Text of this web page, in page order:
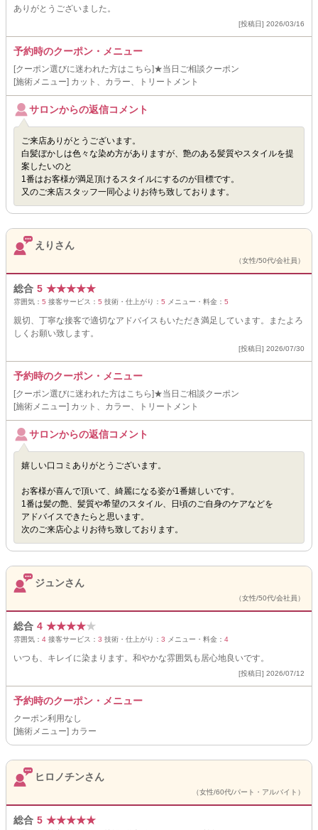
ありがとうございました。
[投稿日] 2026/03/16
予約時のクーポン・メニュー
[クーポン選びに迷われた方はこちら]★当日ご相談クーポン
[施術メニュー] カット、カラー、トリートメント
サロンからの返信コメント
ご来店ありがとうございます。
白髪ぼかしは色々な染め方がありますが、艶のある髪質やスタイルを提
案したいのと
1番はお客様が満足頂けるスタイルにするのが目標です。
又のご来店スタッフ一同心よりお待ち致しております。
えりさん
（女性/50代/会社員）
総合 5 ★★★★★
雰囲気： 5 接客サービス： 5 技術・仕上がり： 5 メニュー・料金： 5
親切、丁寧な接客で適切なアドバイスもいただき満足しています。またよろ
しくお願い致します。
[投稿日] 2026/07/30
予約時のクーポン・メニュー
[クーポン選びに迷われた方はこちら]★当日ご相談クーポン
[施術メニュー] カット、カラー、トリートメント
サロンからの返信コメント
嬉しい口コミありがとうございます。
お客様が喜んで頂いて、綺麗になる姿が1番嬉しいです。
1番は髪の艶、髪質や希望のスタイル、日頃のご自身のケアなどを
アドバイスできたらと思います。
次のご来店心よりお待ち致しております。
ジュンさん
（女性/50代/会社員）
総合 4 ★★★★★
雰囲気： 4 接客サービス： 3 技術・仕上がり： 3 メニュー・料金： 4
いつも、キレイに染まります。和やかな雰囲気も居心地良いです。
[投稿日] 2026/07/12
予約時のクーポン・メニュー
クーポン利用なし
[施術メニュー] カラー
ヒロノチンさん
（女性/60代/パート・アルバイト）
総合 5 ★★★★★